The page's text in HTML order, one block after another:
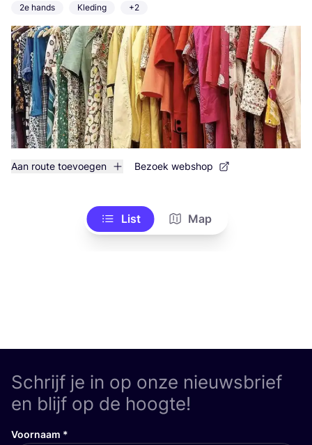
2e hands Kleding +2
Aan route toevoegen Bezoek webshop
List Map
Schrijf je in op onze nieuwsbrief
en blijf op de hoogte!
Voornaam *